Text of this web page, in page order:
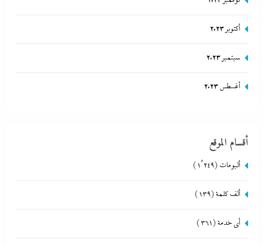
أكتوبر 2023
سبتمبر 2023
أغسطس 2023
أقسام الموقع
ألبومات (1٬249)
ألف كلمة(139)
أي خدمة(361)